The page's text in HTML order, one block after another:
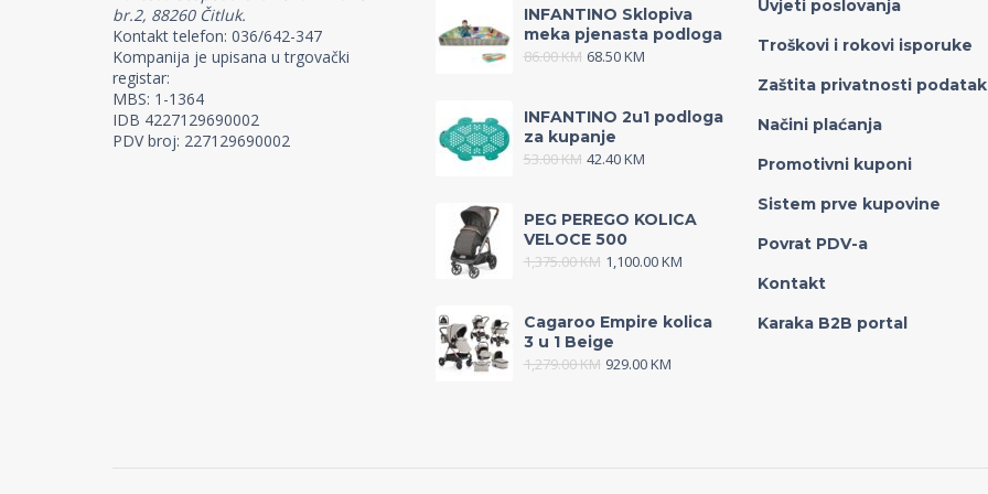
br.2, 88260 Čitluk.
Kontakt telefon: 036/642-347
Kompanija je upisana u trgovački
registar:
MBS: 1-1364
IDB 4227129690002
PDV broj: 227129690002
INFANTINO Sklopiva
meka pjenasta podloga
86.00KM 68.50KM
INFANTINO 2u1 podloga
za kupanje
53.00KM 42.40KM
PEG PEREGO KOLICA
VELOCE 500
1,375.00KM 1,100.00KM
Cagaroo Empire kolica
3 u 1 Beige
1,279.00KM 929.00KM
Uvjeti poslovanja
Troškovi i rokovi isporuke
Zaštita privatnosti
Načini plaćanja
Promotivni kuponi
Sistem prve kupovine
Povrat PDV-a
Kontakt
Karaka B2B portal